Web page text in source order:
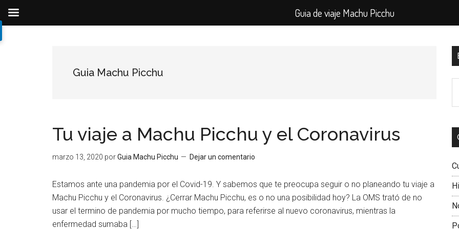
alaal
Guia Machu Picchu
Tu viaje a Machu Picchu y el Coronavirus
marzo 13, 2020 porGuia Machu Picchu Dejar un comentario
Estamos ante una pandemia por el Covid-19. Y sabemos que te preocupa seguir o no planeando tu viaje a
Machu Picchu y el Coronavirus. ¿Cerrar Machu Picchu, es o no una posibilidad hoy? La OMS trató de no
usar el termino de pandemia por mucho tiempo, para referirse al nuevo coronavirus, mientras la
enfermedad sumaba […]
Guia de viaje Machu Picchu